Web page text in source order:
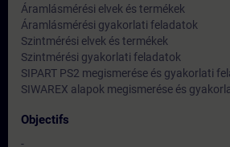
Áramlásmérési elvek és termékek
Áramlásmérési gyakorlati feladatok
Szintmérési elvek és termékek
Szintmérési gyakorlati feladatok
SIPART PS2 megismerése és gyakorlati
SIWAREX alapok megismerése és
Objectifs
-